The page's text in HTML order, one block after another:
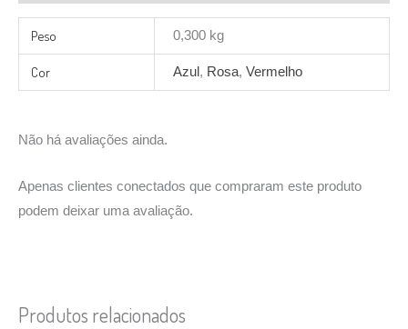
Peso 0,300 kg
Cor Azul , Rosa, Vermelho
Não há avaliações ainda.
Apenas clientes conectados que compraram este produto
podem deixar uma avaliação.
Produtos relacionados